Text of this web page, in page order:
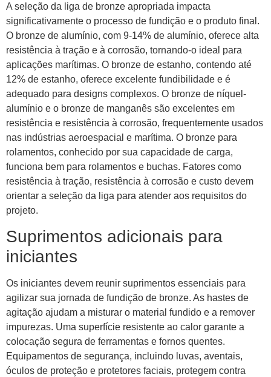
A seleção da liga de bronze apropriada impacta
significativamente o processo de fundição e o produto final.
O bronze de alumínio, com 9-14% de alumínio, oferece alta
resistência à tração e à corrosão, tornando-o ideal para
aplicações marítimas. O bronze de estanho, contendo até
12% de estanho, oferece excelente fundibilidade e é
adequado para designs complexos. O bronze de níquel-
alumínio e o bronze de manganês são excelentes em
resistência e resistência à corrosão, frequentemente usados
​​nas indústrias aeroespacial e marítima. O bronze para
rolamentos, conhecido por sua capacidade de carga,
funciona bem para rolamentos e buchas. Fatores como
resistência à tração, resistência à corrosão e custo devem
orientar a seleção da liga para atender aos requisitos do
projeto.
Suprimentos adicionais para
iniciantes
Os iniciantes devem reunir suprimentos essenciais para
agilizar sua jornada de fundição de bronze. As hastes de
agitação ajudam a misturar o material fundido e a remover
impurezas. Uma superfície resistente ao calor garante a
colocação segura de ferramentas e fornos quentes.
Equipamentos de segurança, incluindo luvas, aventais,
óculos de proteção e protetores faciais, protegem contra